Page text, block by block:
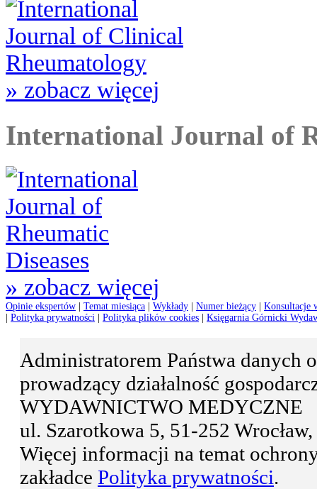
» zobacz więcej
International Journal of
» zobacz więcej
Opinie ekspertów Temat miesiąca Wykłady Numer bieżący
Konsultacje
Polityka prywatności Polityka plików cookies Księgarnia Górnicki
Administratorem Państwa
prowadzący działalność
WYDAWNICTWO MEDYCZNE
ul. Szarotkowa 5, 51-252
Więcej informacji na temat
zakładce Polityka prywatności.